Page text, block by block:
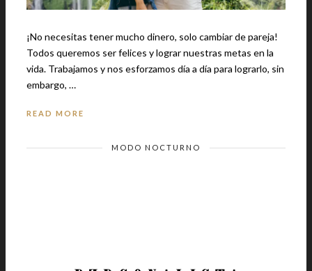
¡No necesitas tener mucho dinero, solo cambiar de pareja!
Todos queremos ser felices y lograr nuestras metas en la
vida. Trabajamos y nos esforzamos día a día para lograrlo, sin
embargo, …
READ MORE
MODO NOCTURNO